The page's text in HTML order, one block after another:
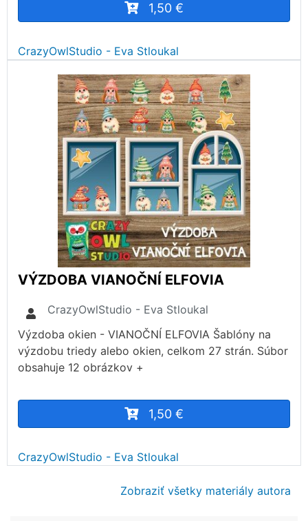
1,50 €
CrazyOwlStudio - Eva Stloukal
VÝZDOBA VIANOČNÍ ELFOVIA
CrazyOwlStudio - Eva Stloukal
Výzdoba okien - VIANOČNÍ ELFOVIA Šablóny na
výzdobu triedy alebo okien, celkom 27 strán. Súbor
obsahuje 12 obrázkov +
1,50 €
CrazyOwlStudio - Eva Stloukal
Zobraziť všetky materiály autora